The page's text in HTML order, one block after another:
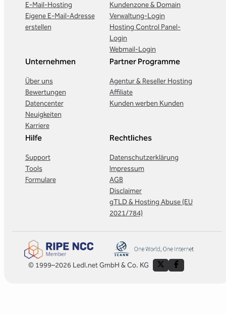
E-Mail-Hosting
Eigene E-Mail-Adresse
erstellen
Kundenzone & Domain
Verwaltung-Login
Hosting Control Panel-
Login
Webmail-Login
Unternehmen
Über uns
Bewertungen
Datencenter
Neuigkeiten
Karriere
Partner Programme
Agentur & Reseller Hosting
Affiliate
Kunden werben Kunden
Hilfe
Support
Tools
Formulare
Rechtliches
Datenschutzerklärung
Impressum
AGB
Disclaimer
gTLD & Hosting Abuse (EU
2021/784)
© 1999–2026 Ledl.net GmbH & Co. KG